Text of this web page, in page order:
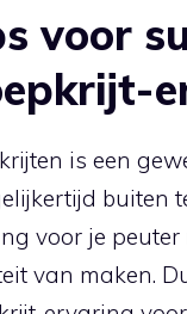
voor
is een
buiten
voor je peuter
van maken.